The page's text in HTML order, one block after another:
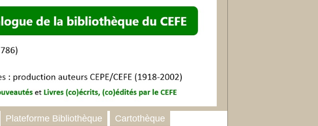
Plateforme Bibliothèque Cartothèque